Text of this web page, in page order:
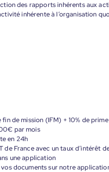
des rapports inhérents aux
inhérente à l’organisation
fin de mission (IFM) + 10% de
par mois
en 24h
de France avec un taux d’intérêt
une application
documents sur notre